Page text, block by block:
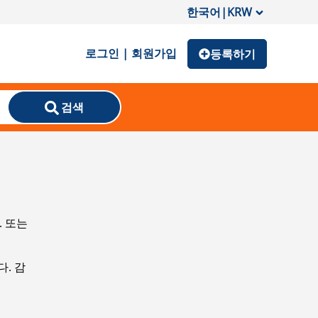
한국어|KRW
로그인 | 회원가입 등록하기
검색
또는
. 감